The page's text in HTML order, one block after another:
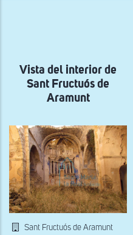
navegación
Vista del interior de
Sant Fructuós de
Aramunt
Sant Fructuós de Aramunt